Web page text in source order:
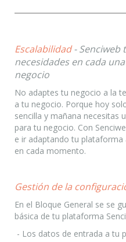
Escalabilidad- Senciweb
necesidades en cada
negocio
No adaptes tu negocio a la
a tu negocio. Porque hoy
sencilla y mañana necesitas
para tu negocio. Con
e ir adaptando tu plataforma
en cada momento.
Gestión de la
En el Bloque General se se
básica de tu plataforma
- Los datos de entrada a tu